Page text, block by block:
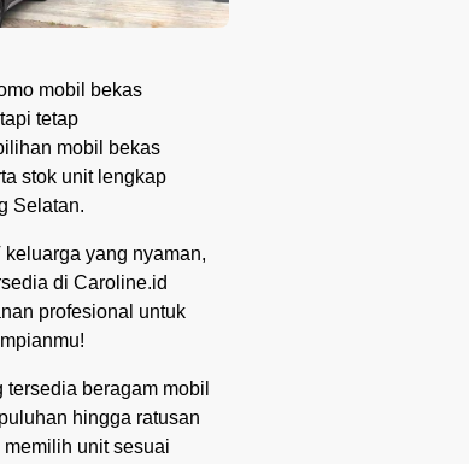
mobil bekas
tetap
mobil bekas
stok unit lengkap
Selatan.
yang nyaman,
di Caroline.id
profesional untuk
beragam mobil
hingga ratusan
unit sesuai